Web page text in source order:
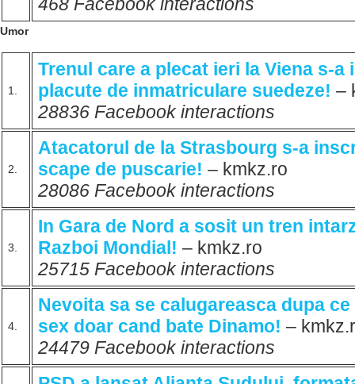
Umor
1.
Trenul care a plecat ieri la Viena s-a
placute de inmatriculare suedeze! –
28836 Facebook interactions
2.
Atacatorul de la Strasbourg s-a
scape de puscarie! – kmkz.ro
28086 Facebook interactions
3.
In Gara de Nord a sosit un tren
Razboi Mondial! – kmkz.ro
25715 Facebook interactions
4.
Nevoita sa se calugareasca dupa
sex doar cand bate Dinamo! –
24479 Facebook interactions